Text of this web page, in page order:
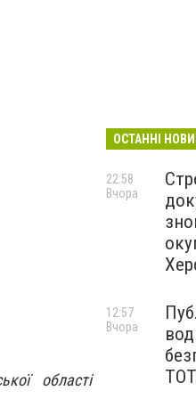
області
ОСТАННІ
22:58
Вчора
12:57
Вчора